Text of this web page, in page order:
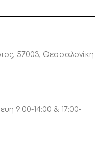
57003, Θεσσαλονίκη
9:00-14:00 & 17:00-